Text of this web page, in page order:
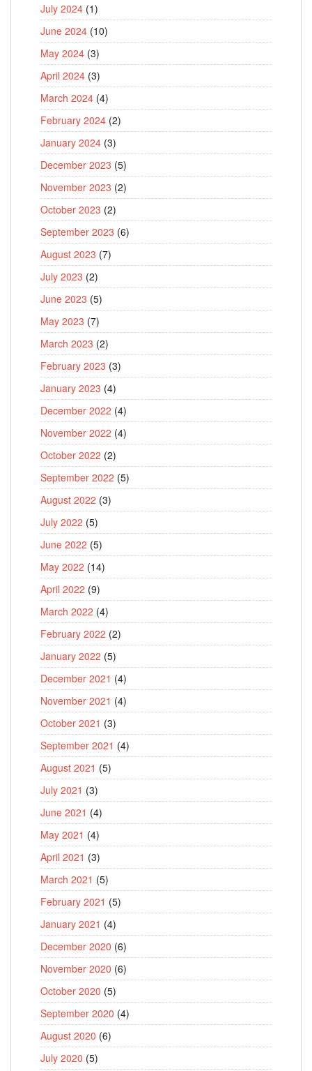
July 2024 (1)
June 2024 (10)
May 2024 (3)
April 2024 (3)
March 2024 (4)
February 2024 (2)
January 2024 (3)
December 2023 (5)
November 2023 (2)
October 2023 (2)
September 2023 (6)
August 2023 (7)
July 2023 (2)
June 2023 (5)
May 2023 (7)
March 2023 (2)
February 2023 (3)
January 2023 (4)
December 2022 (4)
November 2022 (4)
October 2022 (2)
September 2022 (5)
August 2022 (3)
July 2022 (5)
June 2022 (5)
May 2022 (14)
April 2022 (9)
March 2022 (4)
February 2022 (2)
January 2022 (5)
December 2021 (4)
November 2021 (4)
October 2021 (3)
September 2021 (4)
August 2021 (5)
July 2021 (3)
June 2021 (4)
May 2021 (4)
April 2021 (3)
March 2021 (5)
February 2021 (5)
January 2021 (4)
December 2020 (6)
November 2020 (6)
October 2020 (5)
September 2020 (4)
August 2020 (6)
July 2020 (5)